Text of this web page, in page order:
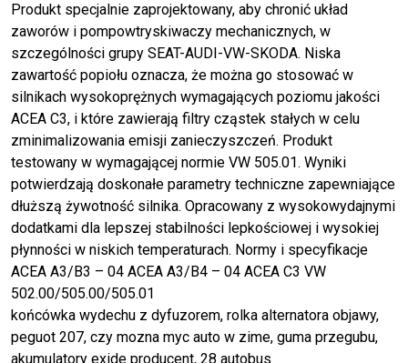
Produkt specjalnie zaprojektowany, aby chronić układ
zaworów i pompowtryskiwaczy mechanicznych, w
szczególności grupy SEAT-AUDI-VW-SKODA. Niska
zawartość popiołu oznacza, że można go stosować w
silnikach wysokoprężnych wymagających poziomu jakości
ACEA C3, i które zawierają filtry cząstek stałych w celu
zminimalizowania emisji zanieczyszczeń. Produkt
testowany w wymagającej normie VW 505.01. Wyniki
potwierdzają doskonałe parametry techniczne zapewniające
dłuższą żywotność silnika. Opracowany z wysokowydajnymi
dodatkami dla lepszej stabilności lepkościowej i wysokiej
płynności w niskich temperaturach. Normy i specyfikacje
ACEA A3/B3 – 04 ACEA A3/B4 – 04 ACEA C3 VW
502.00/505.00/505.01
końcówka wydechu z dyfuzorem, rolka alternatora objawy,
peguot 207, czy mozna myc auto w zime, guma przegubu,
akumulatory exide producent, 28 autobus